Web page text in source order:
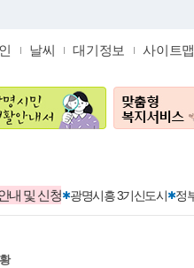
날씨 대기정보 사이트맵
내 및 신청 광명시흥 3기신도시 정
자리 문화관